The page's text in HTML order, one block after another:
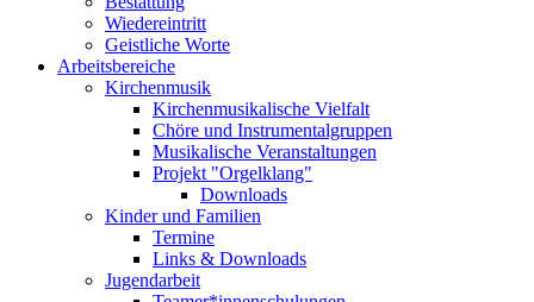
Wiedereintritt
Geistliche Worte
Arbeitsbereiche
Kirchenmusik
Kirchenmusikalische Vielfalt
Chöre und Instrumentalgruppen
Musikalische Veranstaltungen
Projekt "Orgelklang"
Downloads
Kinder und Familien
Termine
Links & Downloads
Jugendarbeit